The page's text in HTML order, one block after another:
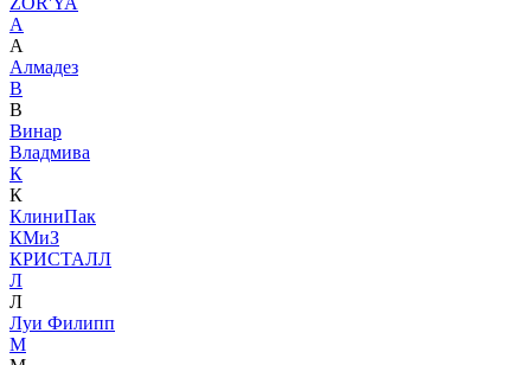
А
А
Алмадез
В
В
Винар
Владмива
К
К
КлиниПак
КМиЗ
КРИСТАЛЛ
Л
Л
Луи Филипп
М